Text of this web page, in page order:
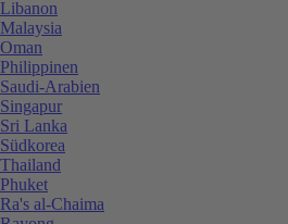
Libanon
Malaysia
Oman
Philippinen
Saudi-Arabien
Singapur
Sri Lanka
Südkorea
Thailand
Phuket
Ra's al-Chaima